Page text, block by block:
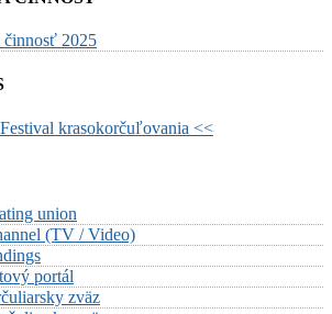
2025
krasokorčuľovania <<
union
(TV / Video)
portál
zväz